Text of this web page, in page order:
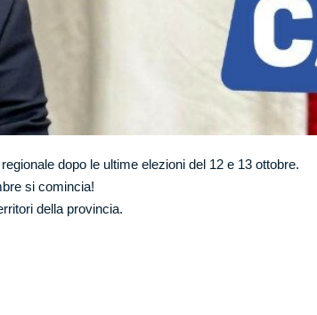
dopo le ultime elezioni del 12 e 13 ottobre.
si comincia!
della provincia.